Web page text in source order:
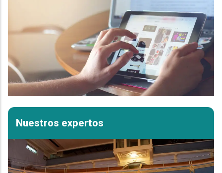
Nuestros expertos